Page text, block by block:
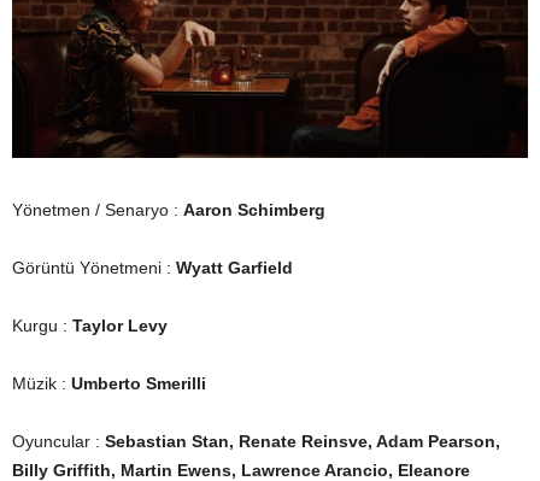
Yönetmen / Senaryo : Aaron Schimberg
Görüntü Yönetmeni : Wyatt Garfield
Kurgu : Taylor Levy
Müzik : Umberto Smerilli
Oyuncular : Sebastian Stan, Renate Reinsve, Adam Pearson,
Billy Griffith, Martin Ewens, Lawrence Arancio, Eleanore